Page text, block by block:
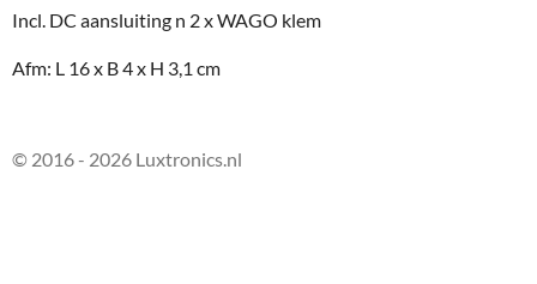
Incl. DC aansluiting n 2 x WAGO klem
Afm: L 16 x B 4 x H 3,1 cm
© 2016 - 2026 Luxtronics.nl